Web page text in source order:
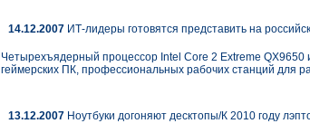
14.12.2007 ИТ-лидеры готовятся представить на
Четырехъядерный процессор Intel Core 2 Extreme
геймерских ПК, профессиональных рабочих станций для
13.12.2007 Ноутбуки догоняют десктопы/К 2010 году